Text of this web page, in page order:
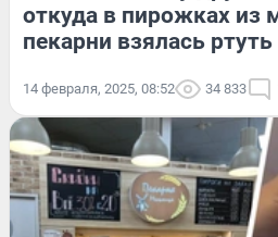
откуда в пирожках из
пекарни взялась ртуть
14 февраля, 2025, 08:52 34 833